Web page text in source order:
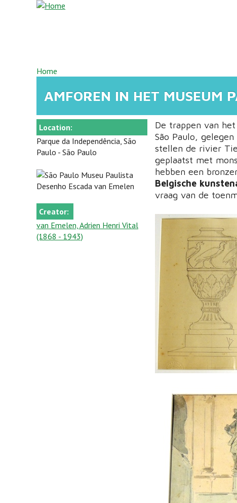
Overslaan en naar de inhoud gaan
U BENT HIER
Home
AMFOREN IN HET MUSEUM
Location:
Parque da Independência, São
Paulo - São Paulo
Creator:
van Emelen, Adrien Henri Vital
(1868 - 1943)
De trappen van
São Paulo,
stellen de rivier
geplaatst met
hebben een
Belgische
vraag van de